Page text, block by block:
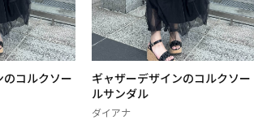
コルクソー
ギャザーデザインのコルクソー
ルサンダル
ダイアナ